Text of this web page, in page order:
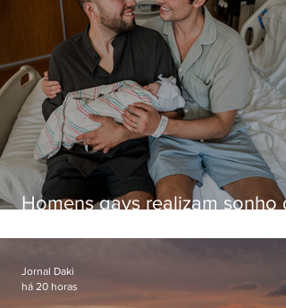
Homens gays realizam sonho
paternidade
Jornal Daki
há 20 horas